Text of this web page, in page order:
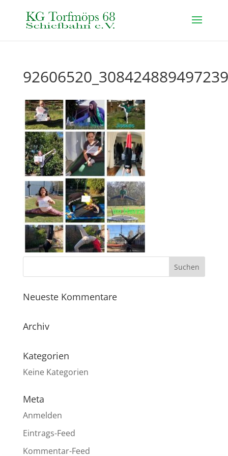
Neueste Kommentare
Archiv
Kategorien
Keine Kategorien
Meta
Anmelden
Eintrags-Feed
Kommentar-Feed